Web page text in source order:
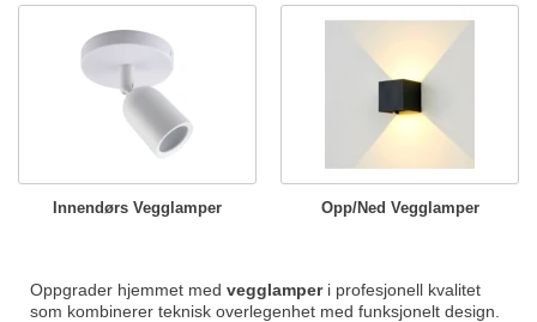
Innendørs Vegglamper Opp/Ned Vegglamper
Oppgrader hjemmet med vegglamperi profesjonell kvalitet
som kombinerer teknisk overlegenhet med funksjonelt design.